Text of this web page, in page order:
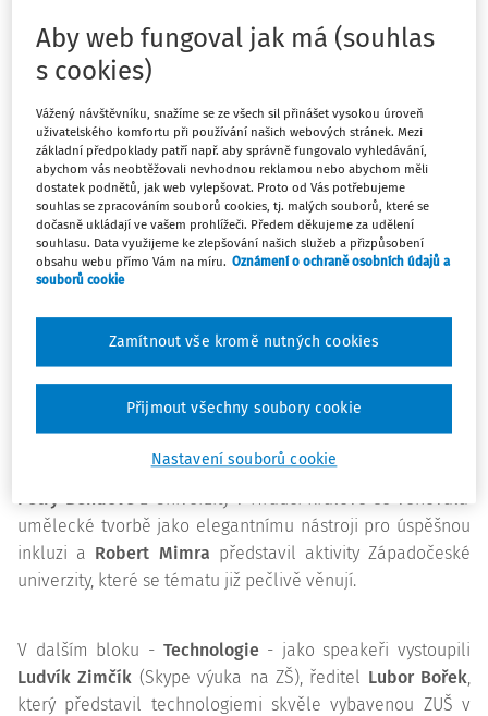
budoucího vývoje vzdělávání v ČR. O nových
technologických možnostech využitelných ve výuce, o
smyslu inkluze v uměleckém vzdělávání, kreativních
metodách vzdělávání a dalších tématech, o kterých se
sice zatím moc nemluví, ale která budou budoucnost
ZUŠek ovlivňovat, ať si to budou přát, či nikoliv.
První den se uskutečnila přednášková část konference
rozdělená na tři tematické bloky a panelovou diskusi.
První téma -Inkluze- reagovalo na aktuálně hodně
diskutované a mnoha mýty opředené společné vzdělávání.
Východiska inkluze na konferenci představilaKateřina
, poslankyně Parlamentu ČR a bývalá ministryně
školství, která se o prosazení větší podpory společného
vzdělávání ve školách v ČR významně zasadila.
ze Západočeské univerzity v Plzni. Prezentace
Petry Bendové z Univerzity v Hradci Králové se věnovala
umělecké tvorbě jako elegantnímu nástroji pro úspěšnou
inkluzi a Robert Mimra představil aktivity Západočeské
univerzity, které se tématu již pečlivě věnují.
V dalším bloku -Technologie - jako speakeři vystoupili
Ludvík Zimčík (Skype výuka na ZŠ), ředitel Lubor Bořek,
který představil technologiemi skvěle vybavenou ZUŠ v
Aby web fungoval jak má (souhlas
s cookies)
Vážený návštěvníku, snažíme se ze všech sil přinášet vysokou úroveň
uživatelského komfortu při používání našich webových stránek. Mezi
základní předpoklady patří např. aby správně fungovalo vyhledávání,
abychom vás neobtěžovali nevhodnou reklamou nebo abychom měli
dostatek podnětů, jak web vylepšovat. Proto od Vás potřebujeme
souhlas se zpracováním souborů cookies, tj. malých souborů, které se
dočasně ukládají ve vašem prohlížeči. Předem děkujeme za udělení
souhlasu. Data využijeme ke zlepšování našich služeb a přizpůsobení
obsahu webu přímo Vám na míru. Oznámení o ochraně osobních údajů a
souborů cookie
Nastavení souborů cookie
Zamítnout vše kromě nutných cookies
Přijmout všechny soubory cookie